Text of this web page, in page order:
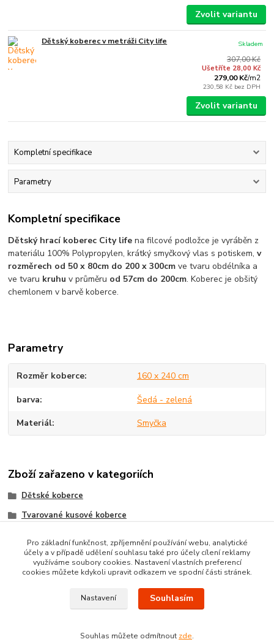
Zvolit variantu
Dětský koberec v metráži City life
307,00 Kč
Ušetříte 28,00 Kč
279,00 Kč/m2
230,58 Kč bez DPH
Skladem
Zvolit variantu
Kompletní specifikace
Parametry
Kompletní specifikace
Dětský hrací koberec City life na filcové podložce je vyráběn z
materiálu 100% Polypropylen, krátký smyčkový vlas s potiskem,v
rozměrech od 50 x 80cm do 200 x 300cm ve tvaru obdélníka a
ve tvaru kruhuv průměru od 57cm do 200cm. Koberec je obšitý
chemlonem v barvě koberce.
Parametry
Rozměr koberce 160 x 240 cm
barva Šedá - zelená
Materiál Smyčka
Zboží zařazeno v kategoriích
Dětské koberce
Tvarované kusové koberce
Koberce na Hraní
Pro základní funkčnost, zpříjemnění používání webu, analytické
účely a v případě udělení souhlasu také pro účely cílení reklamy
využíváme soubory cookies. Nastavení vlastních preferencí
cookies můžete kdykoli upravit odkazem ve spodní části stránek.
Nastavení Souhlasím
Souhlas můžete odmítnout zde.